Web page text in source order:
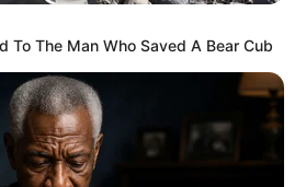
die Ostseebuchten möglich.
Bungsberg das einzige
Park
Erlebnis- und Freizeitpark
Sierksdorf und Neustadt in
To The Man Who Saved A Bear Cub